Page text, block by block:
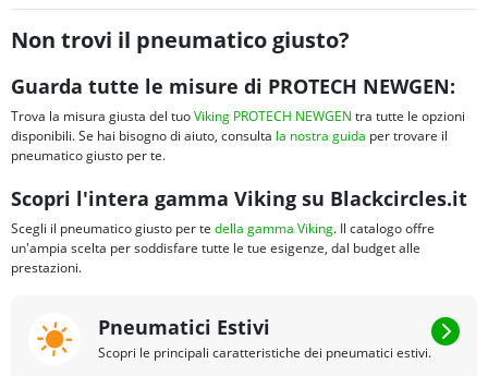
Non trovi il pneumatico giusto?
Guarda tutte le misure di PROTECH NEWGEN:
Trova la misura giusta del tuoViking PROTECH NEWGEN tra tutte le opzioni
disponibili. Se hai bisogno di aiuto, consulta la nostra guida per trovare il
pneumatico giusto per te.
Scopri l'intera gamma Viking su Blackcircles.it
Scegli il pneumatico giusto per te della gamma Viking. Il catalogo offre
un'ampia scelta per soddisfare tutte le tue esigenze, dal budget alle
prestazioni.
Pneumatici Estivi
Scopri le principali caratteristiche dei pneumatici estivi.